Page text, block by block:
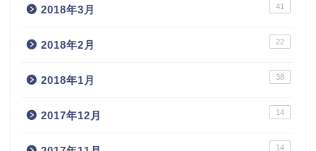
2018年3月 41
2018年2月 22
2018年1月 38
2017年12月 14
14